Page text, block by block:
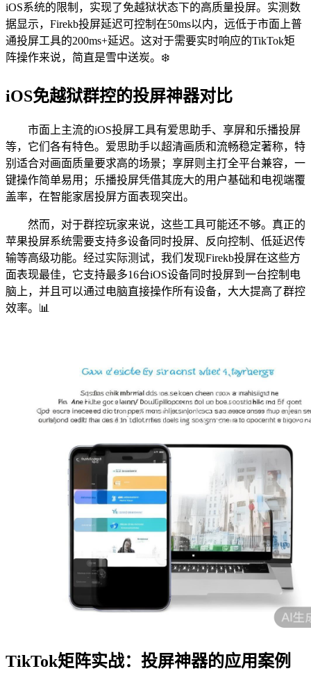
iOS系统的限制，实现了免越狱状态下的高质量投屏。实测数
据显示，Firekb投屏延迟可控制在50ms以内，远低于市面上普
通投屏工具的200ms+延迟。这对于需要实时响应的TikTok矩
阵操作来说，简直是雪中送炭。❄️
iOS免越狱群控的投屏神器对比
市面上主流的iOS投屏工具有爱思助手、享屏和乐播投屏
等，它们各有特色。爱思助手以超清画质和流畅稳定著称，特
别适合对画面质量要求高的场景；享屏则主打全平台兼容，一
键操作简单易用；乐播投屏凭借其庞大的用户基础和电视端覆
盖率，在智能家居投屏方面表现突出。
然而，对于群控玩家来说，这些工具可能还不够。真正的
苹果投屏系统需要支持多设备同时投屏、反向控制、低延迟传
输等高级功能。经过实际测试，我们发现Firekb投屏在这些方
面表现最佳，它支持最多16台iOS设备同时投屏到一台控制电
脑上，并且可以通过电脑直接操作所有设备，大大提高了群控
效率。📊
TikTok矩阵实战：投屏神器的应用案例